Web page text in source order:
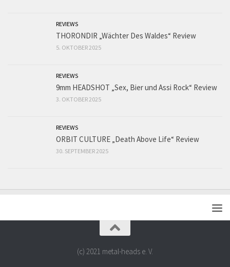
REVIEWS
THORONDIR „Wächter Des Waldes“ Review
5. OKTOBER 2025
REVIEWS
9mm HEADSHOT „Sex, Bier und Assi Rock“ Review
3. OKTOBER 2025
REVIEWS
ORBIT CULTURE „Death Above Life“ Review
30. SEPTEMBER 2025
(c) 2021 metal-heads e. V.